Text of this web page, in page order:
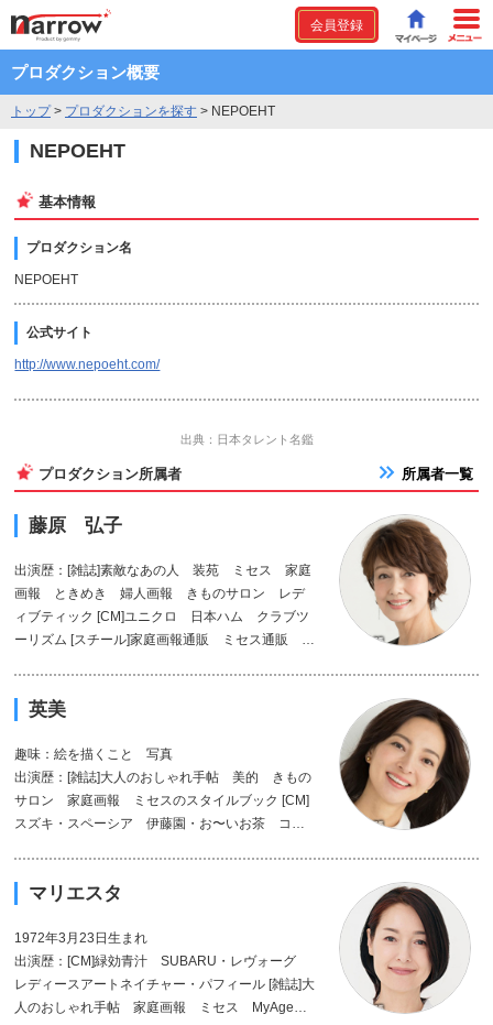
会員登録
プロダクション概要
トップ> プロダクションを探す > NEPOEHT
NEPOEHT
基本情報
プロダクション名
NEPOEHT
公式サイト
http://www.nepoeht.com/
出典：日本タレント名鑑
プロダクション所属者 所属者一覧
藤原 弘子
出演歴：[雑誌]素敵なあの人 装苑 ミセス 家庭
画報 ときめき 婦人画報 きものサロン レデ
ィブティック [CM]ユニクロ 日本ハム クラブツ
ーリズム [スチール]家庭画報通販 ミセス通販 高
英美
趣味：絵を描くこと 写真
出演歴：[雑誌]大人のおしゃれ手帖 美的 きもの
サロン 家庭画報 ミセスのスタイルブック [CM]
スズキ・スペーシア 伊藤園・お〜いお茶 コカ
リップモリスジャパン JR東日本
マリエスタ
1972年3月23日生まれ
出演歴：[CM]緑効青汁 SUBARU・レヴォーグ
レディースアートネイチャー・パフィール [雑誌]大
人のおしゃれ手帖 家庭画報 ミセス MyAge